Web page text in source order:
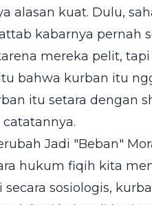
alasan kuat. Dulu,
kabarnya pernah
mereka pelit,
bahwa kurban itu
itu setara dengan
Jadi "Beban"
hukum fiqih kita
secara sosiologis,